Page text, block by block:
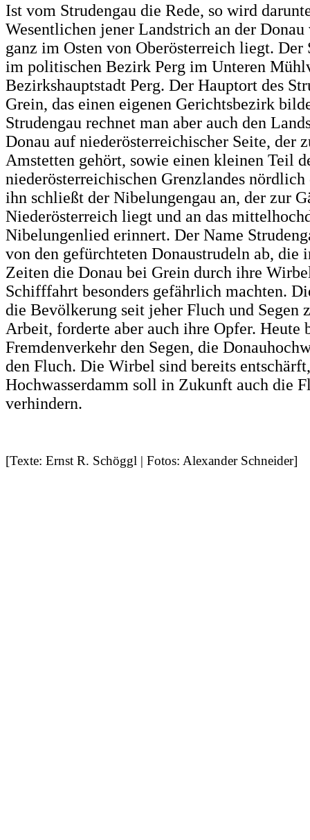
Ist vom Strudengau die Rede, so wird
Wesentlichen jener Landstrich an der Donau
ganz im Osten von Oberösterreich liegt. Der
im politischen Bezirk Perg im Unteren
Bezirkshauptstadt Perg. Der Hauptort des
Grein, das einen eigenen Gerichtsbezirk
Strudengau rechnet man aber auch den
Donau auf niederösterreichischer Seite, der
Amstetten gehört, sowie einen kleinen Teil
niederösterreichischen Grenzlandes
ihn schließt der Nibelungengau an, der zur
Niederösterreich liegt und an das
Nibelungenlied erinnert. Der Name
von den gefürchteten Donaustrudeln ab, die
Zeiten die Donau bei Grein durch ihre
Schifffahrt besonders gefährlich machten.
die Bevölkerung seit jeher Fluch und Segen
Arbeit, forderte aber auch ihre Opfer. Heute
Fremdenverkehr den Segen, die
den Fluch. Die Wirbel sind bereits
Hochwasserdamm soll in Zukunft auch die
verhindern.
[Texte: Ernst R. Schöggl | Fotos: Alexander Schneider]